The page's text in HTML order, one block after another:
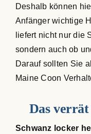
Deshalb können
Anfänger wichtige
liefert nicht nur die
sondern auch ob
Darauf sollten Sie
Maine Coon
Das
Schwanz locker